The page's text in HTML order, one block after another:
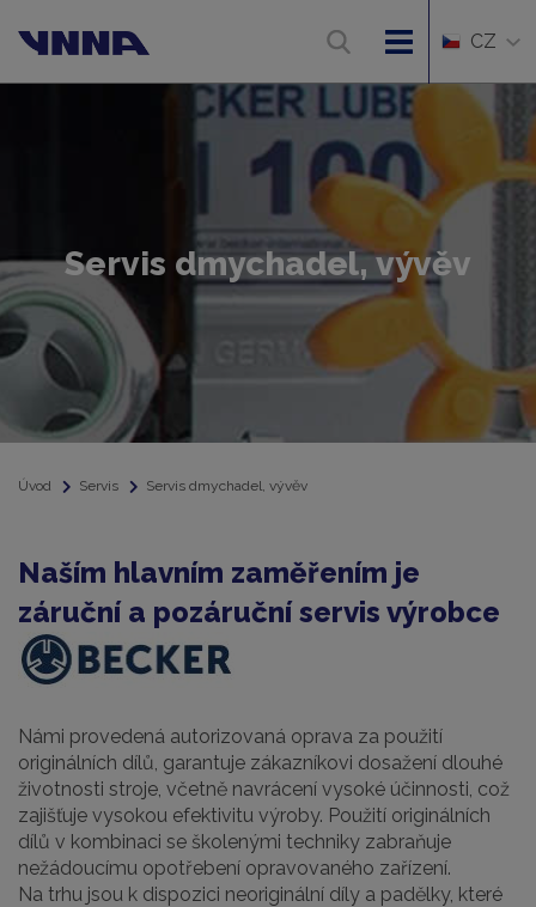
CZ
Servis dmychadel, vývěv
Úvod Servis Servis dmychadel, vývěv
Naším hlavním zaměřením je
záruční a pozáruční servis výrobce
Námi provedená autorizovaná oprava za použití
originálních dílů, garantuje zákazníkovi dosažení dlouhé
životnosti stroje, včetně navrácení vysoké účinnosti, což
zajišťuje vysokou efektivitu výroby. Použití originálních
dílů v kombinaci se školenými techniky zabraňuje
nežádoucímu opotřebení opravovaného zařízení.
Na trhu jsou k dispozici neoriginální díly a padělky, které